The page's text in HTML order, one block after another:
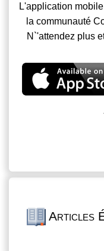
L'application
la communauté
N`'attendez plus
Articles